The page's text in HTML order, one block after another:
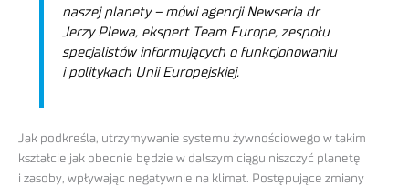
naszej planety – mówi agencji Newseria dr
Jerzy Plewa, ekspert Team Europe, zespołu
specjalistów informujących o funkcjonowaniu
i politykach Unii Europejskiej.
Jak podkreśla, utrzymywanie systemu żywnościowego w takim
kształcie jak obecnie będzie w dalszym ciągu niszczyć planetę
i zasoby, wpływając negatywnie na klimat. Postępujące zmiany